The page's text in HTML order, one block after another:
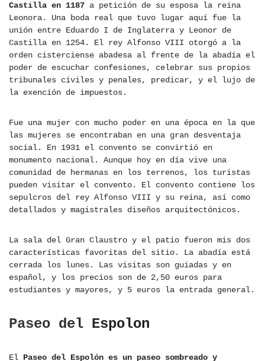
Castilla en 1187 a petición de su esposa la reina
Leonora. Una boda real que tuvo lugar aquí fue la
unión entre Eduardo I de Inglaterra y Leonor de
Castilla en 1254. El rey Alfonso VIII otorgó a la
orden cisterciense abadesa al frente de la abadía el
poder de escuchar confesiones, celebrar sus propios
tribunales civiles y penales, predicar, y el lujo de
la exención de impuestos.
Fue una mujer con mucho poder en una época en la que
las mujeres se encontraban en una gran desventaja
social. En 1931 el convento se convirtió en
monumento nacional. Aunque hoy en día vive una
comunidad de hermanas en los terrenos, los turistas
pueden visitar el convento. El convento contiene los
sepulcros del rey Alfonso VIII y su reina, así como
detallados y magistrales diseños arquitectónicos.
La sala del Gran Claustro y el patio fueron mis dos
características favoritas del sitio. La abadía está
cerrada los lunes. Las visitas son guiadas y en
español, y los precios son de 2,50 euros para
estudiantes y mayores, y 5 euros la entrada general.
Paseo del Espolon
El Paseo del Espolón es un paseo sombreado y